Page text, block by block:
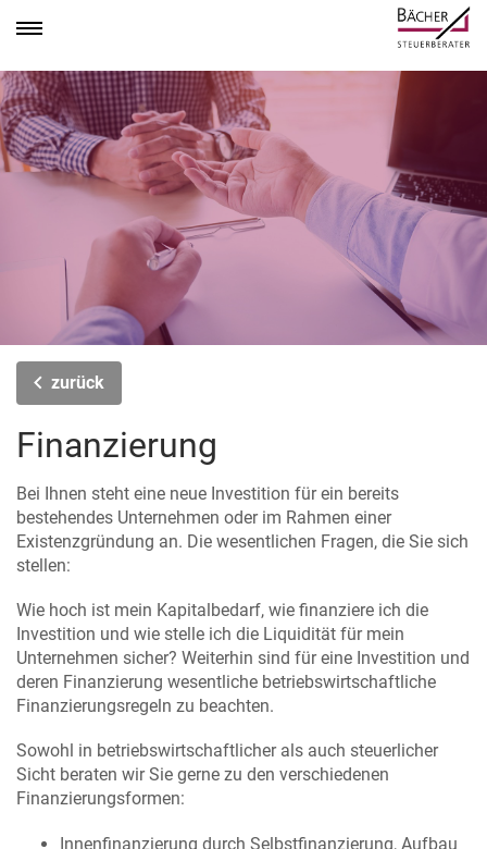
zurück
Finanzierung
Bei Ihnen steht eine neue Investition für ein bereits
bestehendes Unternehmen oder im Rahmen einer
Existenzgründung an. Die wesentlichen Fragen, die Sie sich
stellen:
Wie hoch ist mein Kapitalbedarf, wie finanziere ich die
Investition und wie stelle ich die Liquidität für mein
Unternehmen sicher? Weiterhin sind für eine Investition und
deren Finanzierung wesentliche betriebswirtschaftliche
Finanzierungsregeln zu beachten.
Sowohl in betriebswirtschaftlicher als auch steuerlicher
Sicht beraten wir Sie gerne zu den verschiedenen
Finanzierungsformen:
Innenfinanzierung durch Selbstfinanzierung, Aufbau